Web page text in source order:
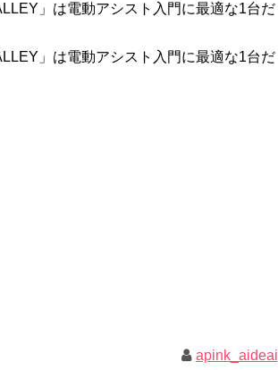
」は電動アシスト入門に最適な1台だ
」は電動アシスト入門に最適な1台だ
apink_aideai